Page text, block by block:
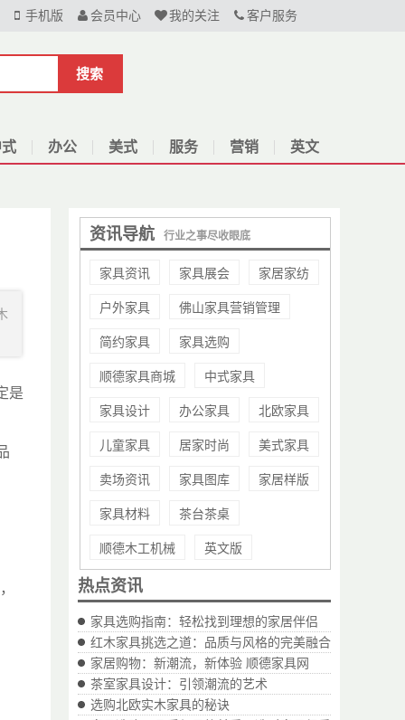
手机版 会员中心 我的关注 客户服务
搜索
办公 美式 服务 营销 英文
资讯导航 行业之事尽收眼底
家具资讯 家具展会 家居家纺
户外家具 佛山家具营销管理
简约家具 家具选购
顺德家具商城 中式家具
家具设计 办公家具 北欧家具
儿童家具 居家时尚 美式家具
卖场资讯 家具图库 家居样版
家具材料 茶台茶桌
顺德木工机械 英文版
热点资讯
家具选购指南：轻松找到理想的家居伴侣
红木家具挑选之道：品质与风格的完美融合
家居购物：新潮流，新体验 顺德家具网
茶室家具设计：引领潮流的艺术
选购北欧实木家具的秘诀
是